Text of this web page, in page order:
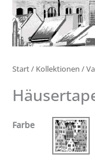
Start/ Kollektionen /
Farbe